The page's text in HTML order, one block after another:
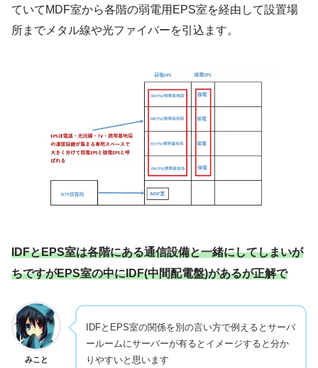
ていてMDF室から各階の弱電用EPS室を経由して設置場
所までメタル線や光ファイバーを引込ます。
IDFとEPS室は各階にある通信設備と一緒にしてしまいが
ちですがEPS室の中にIDF(中間配電盤)があるが正解で
みこと
IDFとEPS室の関係を別の言い方で例えるとサーバ
ールームにサーバーが有るとイメージすると分か
りやすいと思います